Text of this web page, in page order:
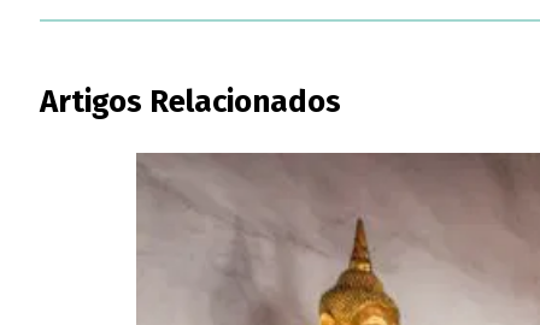
Artigos Relacionados